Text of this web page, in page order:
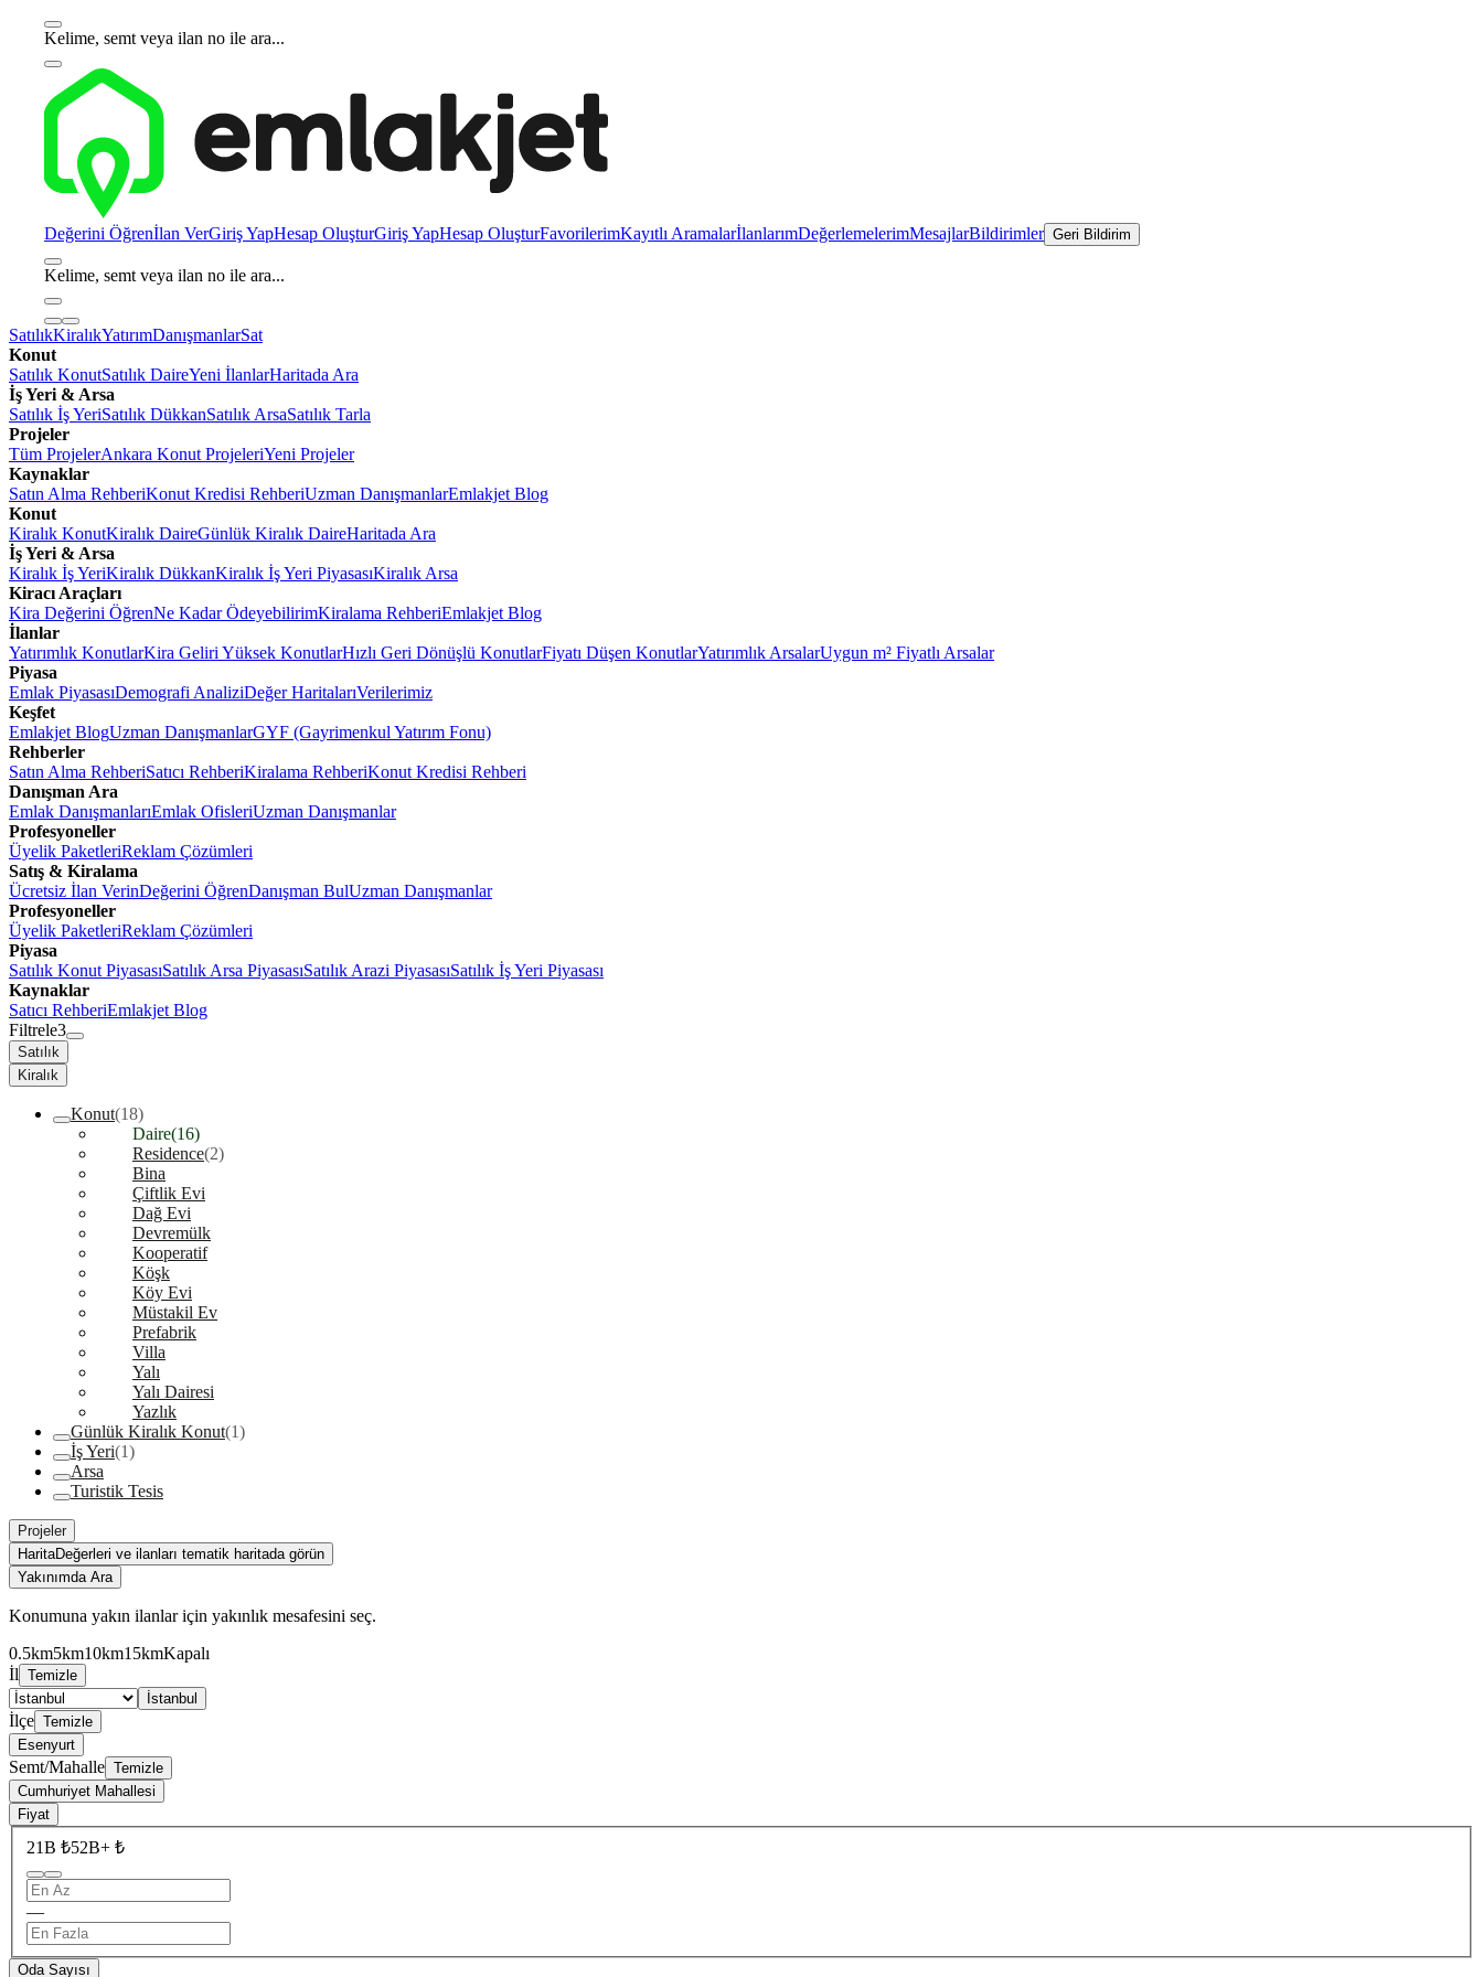
Kelime, semt veya ilan no ile ara...
Değerini Öğrenİlan VerGiriş YapHesap OluşturGiriş YapHesap OluşturFavorilerimKayıtlı AramalarİlanlarımDeğerlemelerimMesajlarBildirimler Geri Bildirim
Kelime, semt veya ilan no ile ara...
SatılıkKiralıkYatırımDanışmanlarSat
Konut
Satılık KonutSatılık DaireYeni İlanlarHaritada Ara
İş Yeri & Arsa
Satılık İş YeriSatılık DükkanSatılık ArsaSatılık Tarla
Projeler
Tüm ProjelerAnkara Konut ProjeleriYeni Projeler
Kaynaklar
Satın Alma RehberiKonut Kredisi RehberiUzman DanışmanlarEmlakjet Blog
Konut
Kiralık KonutKiralık DaireGünlük Kiralık DaireHaritada Ara
İş Yeri & Arsa
Kiralık İş YeriKiralık DükkanKiralık İş Yeri PiyasasıKiralık Arsa
Kiracı Araçları
Kira Değerini ÖğrenNe Kadar ÖdeyebilirimKiralama RehberiEmlakjet Blog
İlanlar
Yatırımlık KonutlarKira Geliri Yüksek KonutlarHızlı Geri Dönüşlü KonutlarFiyatı Düşen KonutlarYatırımlık ArsalarUygun m² Fiyatlı Arsalar
Piyasa
Emlak PiyasasıDemografi AnaliziDeğer HaritalarıVerilerimiz
Keşfet
Emlakjet BlogUzman DanışmanlarGYF (Gayrimenkul Yatırım Fonu)
Rehberler
Satın Alma RehberiSatıcı RehberiKiralama RehberiKonut Kredisi Rehberi
Danışman Ara
Emlak DanışmanlarıEmlak OfisleriUzman Danışmanlar
Profesyoneller
Üyelik PaketleriReklam Çözümleri
Satış & Kiralama
Ücretsiz İlan VerinDeğerini ÖğrenDanışman BulUzman Danışmanlar
Profesyoneller
Üyelik PaketleriReklam Çözümleri
Piyasa
Satılık Konut PiyasasıSatılık Arsa PiyasasıSatılık Arazi PiyasasıSatılık İş Yeri Piyasası
Kaynaklar
Satıcı RehberiEmlakjet Blog
Filtrele3
Satılık
Kiralık
Konut(18)
Daire(16)
Residence(2)
Bina
Çiftlik Evi
Dağ Evi
Devremülk
Kooperatif
Köşk
Köy Evi
Müstakil Ev
Prefabrik
Villa
Yalı
Yalı Dairesi
Yazlık
Günlük Kiralık Konut(1)
İş Yeri(1)
Arsa
Turistik Tesis
Projeler
HaritaDeğerleri ve ilanları tematik haritada görün
Yakınımda Ara
Konumuna yakın ilanlar için yakınlık mesafesini seç.
0.5km5km10km15kmKapalı
İl Temizle
İstanbul
İlçe Temizle
Esenyurt
Semt/Mahalle Temizle
Cumhuriyet Mahallesi
Fiyat
21B ₺52B+ ₺
—
Oda Sayısı